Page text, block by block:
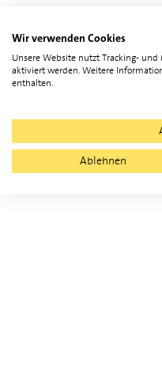
Wir verwenden Cookies
Unsere Website nutzt Tracking-
aktiviert werden. Weitere
enthalten.
Ablehnen